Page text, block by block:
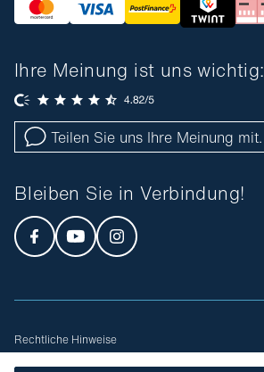
Ihre Meinung ist uns wichtig:
Teilen Sie uns Ihre Meinung mit.
Bleiben Sie in Verbindung!
Rechtliche Hinweise